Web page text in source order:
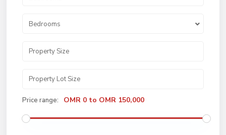
Bedrooms
Price range: OMR 0 to OMR 150,000